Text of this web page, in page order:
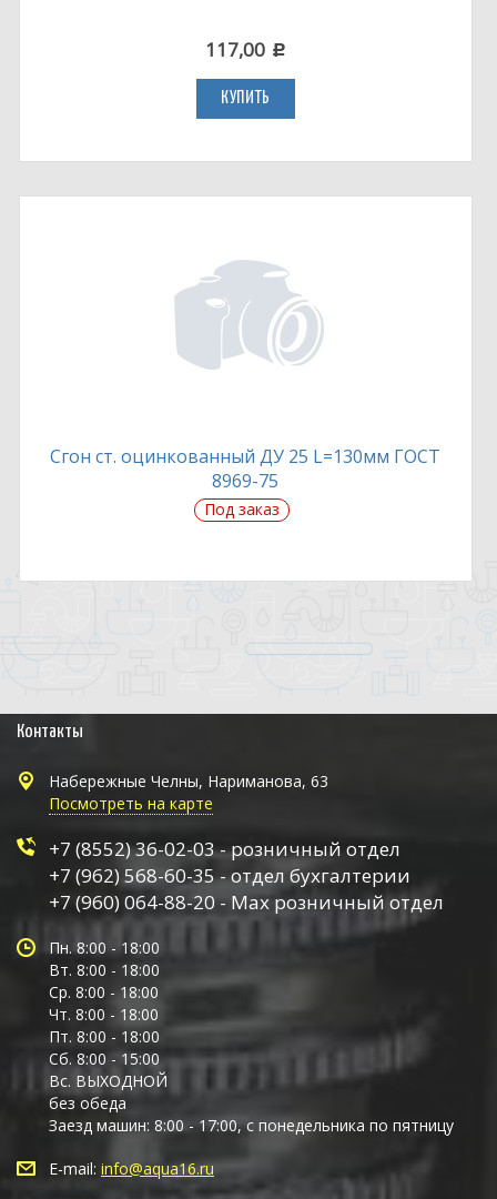
117,00 c
КУПИТЬ
Сгон ст. оцинкованный ДУ 25 L=130мм ГОСТ
8969-75
Под заказ
Контакты
Набережные Челны, Нариманова, 63
Посмотреть на карте
+7 (8552) 36-02-03 - розничный отдел
+7 (962) 568-60-35 - отдел бухгалтерии
+7 (960) 064-88-20 - Max розничный отдел
Пн. 8:00 - 18:00
Вт. 8:00 - 18:00
Ср. 8:00 - 18:00
Чт. 8:00 - 18:00
Пт. 8:00 - 18:00
Сб. 8:00 - 15:00
Вс. ВЫХОДНОЙ
без обеда
Заезд машин: 8:00 - 17:00, с понедельника по пятницу
E-mail: info@aqua16.ru